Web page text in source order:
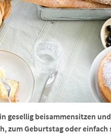
gesellig beisammensitzen
zum Geburtstag oder einfach